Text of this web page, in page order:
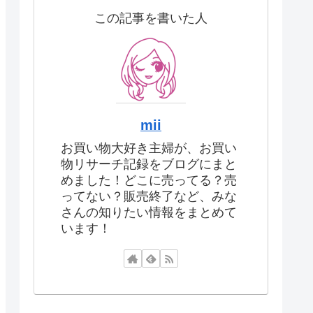
この記事を書いた人
mii
お買い物大好き主婦が、お買い
物リサーチ記録をブログにまと
めました！どこに売ってる？売
ってない？販売終了など、みな
さんの知りたい情報をまとめて
います！